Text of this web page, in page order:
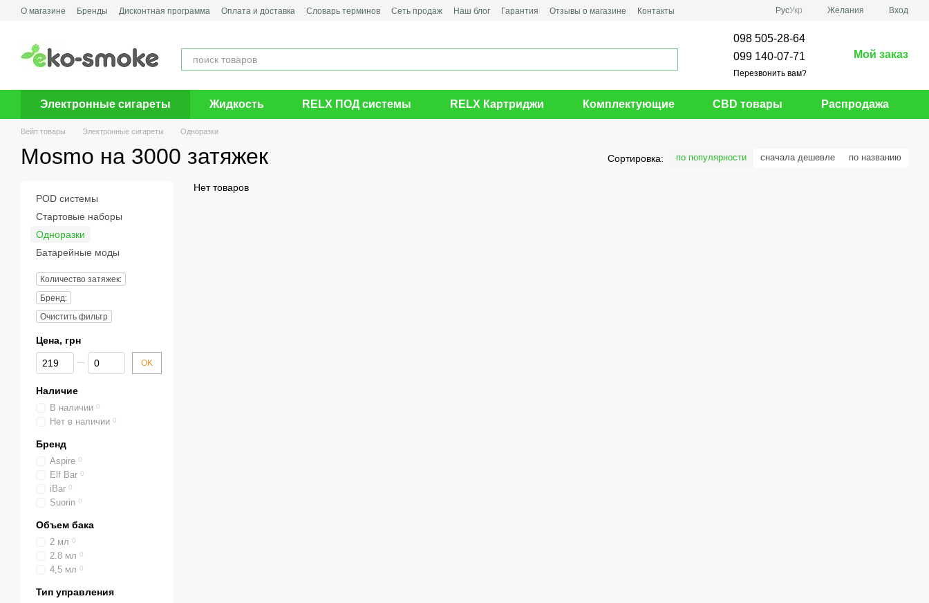
Перейти к основному контенту
О магазине Бренды Дисконтная программа Оплата и доставка Словарь терминов Сеть продаж Наш блог Гарантия Отзывы о магазине Контакты РусУкр Желания Вход
098 505-28-64
099 140-07-71
Перезвонить вам?
Мой заказ
Электронные сигареты Жидкость RELX ПОД системы RELX Картриджи Комплектующие CBD товары Распродажа
Вейп товары Электронные сигареты Одноразки
Mosmo на 3000 затяжек Сортировка: по популярности сначала дешевле по названию
Нет товаров
POD системы
Стартовые наборы
Одноразки
Батарейные моды
Количество затяжек:
Бренд:
Очистить фильтр
Цена, грн
От Цена, грн
До Цена, грн OK
Наличие
В наличии 0
Нет в наличии 0
Бренд
Aspire 0
Elf Bar 0
iBar 0
Suorin 0
Объем бака
2 мл 0
2.8 мл 0
4,5 мл 0
Тип управления